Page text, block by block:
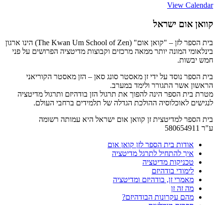
View Calendar
קוואן אום ישראל
בית הספר לזן – "קואן אום" (The Kwan Um School of Zen) הינו ארגון
בינלאומי המונה יותר ממאה מרכזים וקבוצות מדיטציה הפרושים על פני
חמש יבשות.
בית הספר נוסד על ידי זן מאסטר סונג סאן – הזן מאסטר הקוריאני
הראשון אשר התגורר ולימד במערב.
מטרת בית הספר הינה להפוך את תרגול הזן בודהיזם ותרגול מדיטציה
לנגישים לאוכלוסיה ההולכת הגדלה של תלמידים ברחבי העולם.
בית הספר למדיטצית זן קוואן אום ישראל היא עמותה רשומה
ע"ר 580654911
אודות בית הספר לזן קואן אום
איך להתחיל לתרגל מדיטציה
טכניקות מדיטציה
לימודי בודהיזם
מאמרי זן, בודהיזם ומדיטציה
מה זה זן
מהם עקרונות הבודהיזם?